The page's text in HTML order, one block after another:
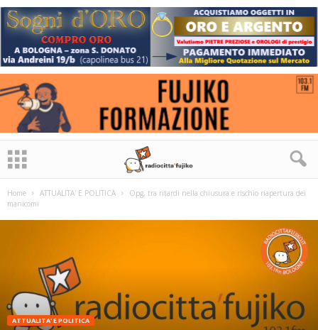
Home ATTUALITA' E POLITICA
Opg, tra ritardi nella chiusura e rischio riapertura dei
manicomi
ATTUALITA' E POLITICA